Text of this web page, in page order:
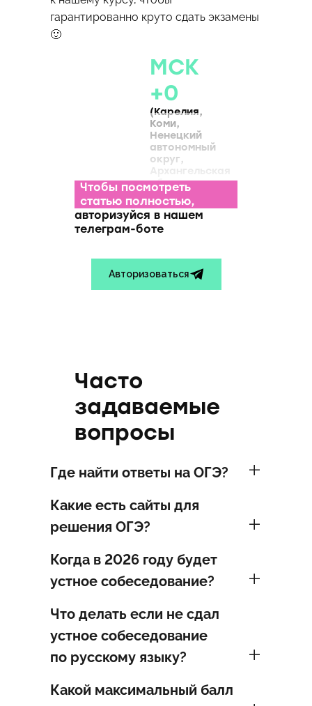
гарантированно круто сдать экзамены
🙂
Чтобы посмотреть
статью полностью,
авторизуйся в нашем
телеграм-боте
Авторизоваться
МСК
+0
(Карелия,
Коми,
Ненецкий
автономный
округ,
Архангельская
обл.,
Вологодская
обл.,
Ленинградская
обл.,
Новгородская
обл.,
Псковская
Волгоградская
Воронежская
обл.,
обл.,
Калужская
Костромская
обл.,
Курская
обл.,
Московская
обл.,
обл.,
Рязанская
обл.,
Смоленская
обл.,
Тамбовская
Тверская
Часто
задаваемые
вопросы
Где найти ответы на ОГЭ?
Какие есть сайты для
решения ОГЭ?
Когда в 2026 году будет
устное собеседование?
Что делать если не сдал
устное собеседование
по русскому языку?
Какой максимальный балл